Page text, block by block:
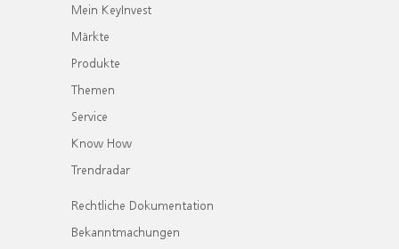
Mein KeyInvest
Märkte
Produkte
Themen
Service
Know How
Trendradar
Rechtliche Dokumentation
Bekanntmachungen